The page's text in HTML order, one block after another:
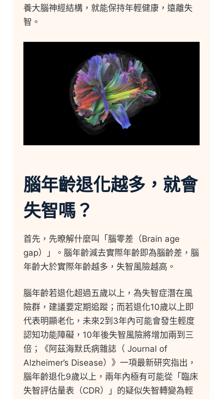
養大腦神經結構，就能保持年輕健康，遠離失
智。
腦年齡退化越多，就會
失智嗎？
首先，先暸解什麼叫「腦零差（Brain age
gap）」。腦年齡減去實際年齡即為腦齡差，腦
年齡大於實際年齡越多，失智風險越高。
腦年齡若退化超過五歲以上，為失智症潛在風
險群，建議要定期追蹤；而若退化10歲以上即
代表明顯老化，未來2到3年內可能會發生輕度
認知功能障礙，10年後失智風險將增加兩到三
倍；《阿茲海默氏病雜誌（ Journal of
Alzheimer’s Disease）》一項最新研究指出，
腦年齡退化9歲以上，兩年內極有可能從「臨床
失智評估量表（CDR）」的疑似失智轉變為輕